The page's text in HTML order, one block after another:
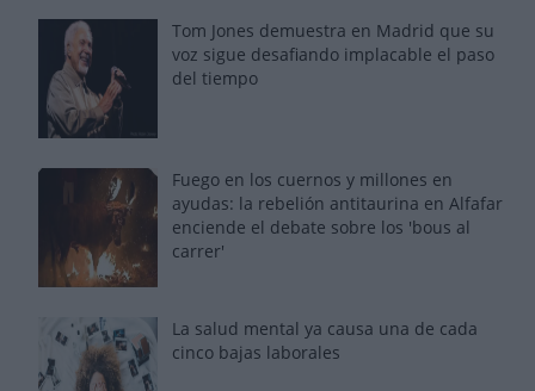
Tom Jones demuestra en Madrid que su
voz sigue desafiando implacable el paso
del tiempo
Fuego en los cuernos y millones en
ayudas: la rebelión antitaurina en Alfafar
enciende el debate sobre los 'bous al
carrer'
La salud mental ya causa una de cada
cinco bajas laborales